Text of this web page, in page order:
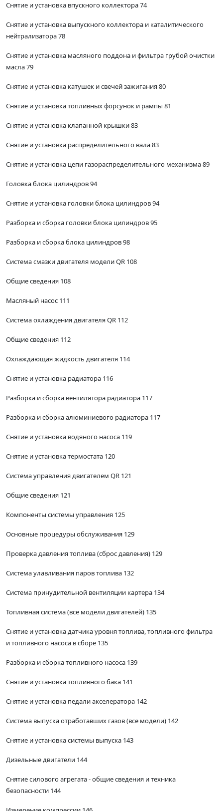
Снятие и установка впускного коллектора 74
Снятие и установка выпускного коллектора и каталитического
нейтрализатора 78
Снятие и установка масляного поддона и фильтра грубой очистки
масла 79
Снятие и установка катушек и свечей зажигания 80
Снятие и установка топливных форсунок и рампы 81
Снятие и установка клапанной крышки 83
Снятие и установка распределительного вала 83
Снятие и установка цепи газораспределительного механизма 89
Головка блока цилиндров 94
Снятие и установка головки блока цилиндров 94
Разборка и сборка головки блока цилиндров 95
Разборка и сборка блока цилиндров 98
Система смазки двигателя модели QR 108
Общие сведения 108
Масляный насос 111
Система охлаждения двигателя QR 112
Общие сведения 112
Охлаждающая жидкость двигателя 114
Снятие и установка радиатора 116
Разборка и сборка вентилятора радиатора 117
Разборка и сборка алюминиевого радиатора 117
Снятие и установка водяного насоса 119
Снятие и установка термостата 120
Система управления двигателем QR 121
Общие сведения 121
Компоненты системы управления 125
Основные процедуры обслуживания 129
Проверка давления топлива (сброс давления) 129
Система улавливания паров топлива 132
Система принудительной вентиляции картера 134
Топливная система (все модели двигателей) 135
Снятие и установка датчика уровня топлива, топливного фильтра
и топливного насоса в сборе 135
Разборка и сборка топливного насоса 139
Снятие и установка топливного бака 141
Снятие и установка педали акселератора 142
Система выпуска отработавших газов (все модели) 142
Снятие и установка системы выпуска 143
Дизельные двигатели 144
Снятие силового агрегата - общие сведения и техника
безопасности 144